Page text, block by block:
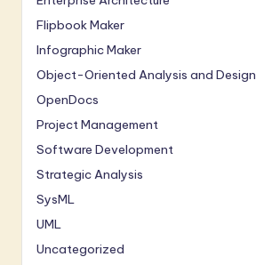
Flipbook Maker
Infographic Maker
Object-Oriented Analysis and Design
OpenDocs
Project Management
Software Development
Strategic Analysis
SysML
UML
Uncategorized